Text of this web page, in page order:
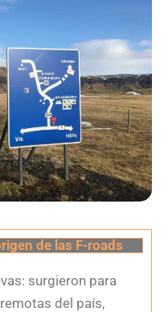
de las F-roads
surgieron para
del país,